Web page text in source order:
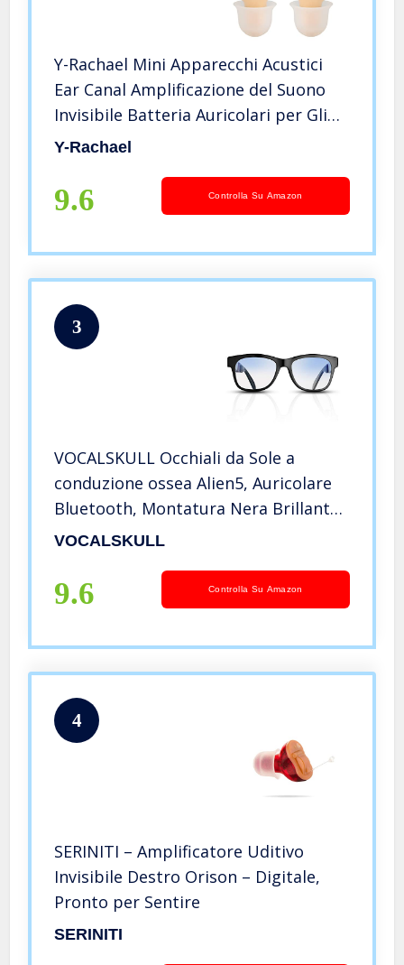
Y-Rachael Mini Apparecchi Acustici
Ear Canal Amplificazione del Suono
Invisibile Batteria Auricolari per Gli
Anziani Un Paio di Orecchio Destro E
Y-Rachael
9.6 Controlla Su Amazon
3
VOCALSKULL Occhiali da Sole a
conduzione ossea Alien5, Auricolare
Bluetooth, Montatura Nera Brillante
(Anti-Luce Blu).
VOCALSKULL
9.6 Controlla Su Amazon
4
SERINITI – Amplificatore Uditivo
Invisibile Destro Orison – Digitale,
Pronto per Sentire
SERINITI